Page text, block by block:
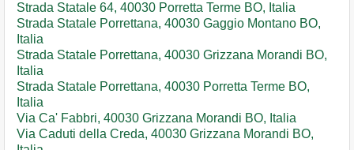
Strada Statale 64, 40030 Porretta Terme BO, Italia
Strada Statale Porrettana, 40030 Gaggio Montano BO,
Italia
Strada Statale Porrettana, 40030 Grizzana Morandi BO,
Italia
Strada Statale Porrettana, 40030 Porretta Terme BO,
Italia
Via Ca' Fabbri, 40030 Grizzana Morandi BO, Italia
Via Caduti della Creda, 40030 Grizzana Morandi BO,